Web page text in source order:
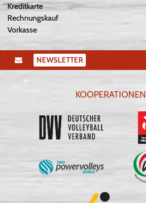
Kreditkarte
Rechnungskauf
Vorkasse
NEWSLETTER
KOOPERATIONEN